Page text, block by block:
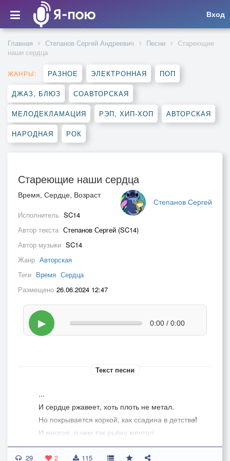
Вход
Главная Степанов Сергей Андреевич Песни
Стареющие
наши сердца
ЖАНРЫ: РАЗНОЕ ЭЛЕКТРОННАЯ ПОП
ДЖАЗ, БЛЮЗ СОАВТОРСКАЯ
МЕЛОДЕКЛАМАЦИЯ РЭП, ХИП-ХОП АВТОРСКАЯ
НАРОДНАЯ РОК
Стареющие наши сердца
Степанов Сергей
Время, Сердце, Возраст
Исполнитель SC14
Автор текста Степанов Сергей (SC14)
Автор музыки SC14
Жанр Авторская
Теги Время Сердца
Размещено 26.06.2024 12:47
▶ 0:00 / 0:00
Текст песни
...
И сердце ржавеет, хоть плоть не метал.
Но покрывается коркой, как ссадина в детстве!
И многое, о чем так рьяно мечтал.
Кинжалами в спину вонзилось в посредстве.
29 2 115